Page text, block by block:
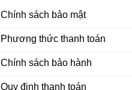
Chính sách bảo mật
Phương thức thanh toán
Chính sách bảo hành
Quy định thanh toán